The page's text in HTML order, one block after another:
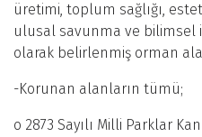
üretimi, toplum sağlığı,
ulusal savunma ve bilimsel
olarak belirlenmiş orman
-Korunan alanların tümü;
o 2873 Sayılı Milli Parklar